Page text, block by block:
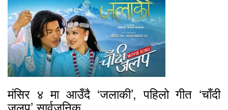
मंसिर ४ मा आउँदै ‘जलाकी’, पहिलो गीत ‘चाँदी